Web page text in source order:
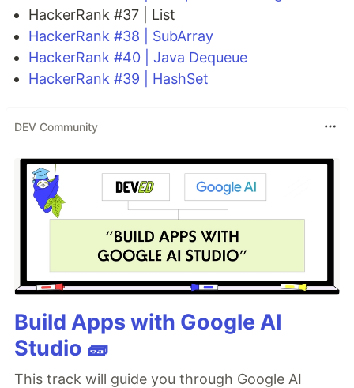
HackerRank #37 | List
HackerRank #38 | SubArray
HackerRank #40 | Java Dequeue
HackerRank #39 | HashSet
DEV Community
Build Apps with Google AI
Studio 🧱
This track will guide you through Google AI